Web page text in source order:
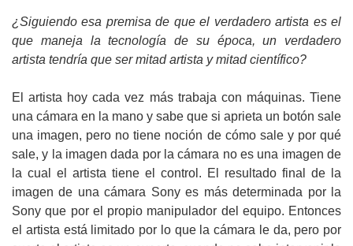
¿Siguiendo esa premisa de que el verdadero artista es el
que maneja la tecnología de su época, un verdadero
artista tendría que ser mitad artista y mitad científico?
El artista hoy cada vez más trabaja con máquinas. Tiene
una cámara en la mano y sabe que si aprieta un botón sale
una imagen, pero no tiene noción de cómo sale y por qué
sale, y la imagen dada por la cámara no es una imagen de
la cual el artista tiene el control. El resultado final de la
imagen de una cámara Sony es más determinada por la
Sony que por el propio manipulador del equipo. Entonces
el artista está limitado por lo que la cámara le da, pero por